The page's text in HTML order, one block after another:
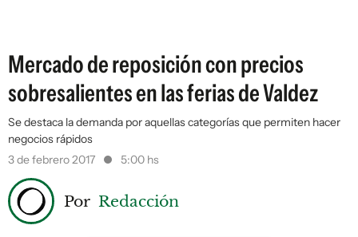
Mercado de reposición con precios
sobresalientes en las ferias de Valdez
Se destaca la demanda por aquellas categorías que permiten hacer
negocios rápidos
3 de febrero 2017
5:00 hs
Por Redacción